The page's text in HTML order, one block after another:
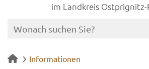
im Landkreis
Informationen